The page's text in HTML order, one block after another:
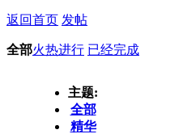
返回首页 发帖
全部火热进行 已经完成
主题:
全部
精华